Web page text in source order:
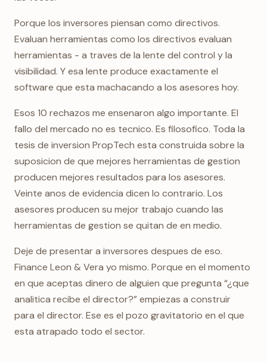
Porque los inversores piensan como directivos.
Evaluan herramientas como los directivos evaluan
herramientas - a traves de la lente del control y la
visibilidad. Y esa lente produce exactamente el
software que esta machacando a los asesores hoy.
Esos 10 rechazos me ensenaron algo importante. El
fallo del mercado no es tecnico. Es filosofico. Toda la
tesis de inversion PropTech esta construida sobre la
suposicion de que mejores herramientas de gestion
producen mejores resultados para los asesores.
Veinte anos de evidencia dicen lo contrario. Los
asesores producen su mejor trabajo cuando las
herramientas de gestion se quitan de en medio.
Deje de presentar a inversores despues de eso.
Finance Leon & Vera yo mismo. Porque en el momento
en que aceptas dinero de alguien que pregunta “¿que
analitica recibe el director?” empiezas a construir
para el director. Ese es el pozo gravitatorio en el que
esta atrapado todo el sector.